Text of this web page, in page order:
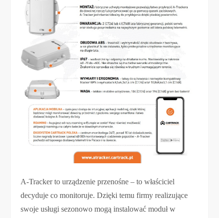
A-Tracker to urządzenie przenośne – to właściciel
decyduje co monitoruje. Dzięki temu firmy realizujące
swoje usługi sezonowo mogą instalować moduł w